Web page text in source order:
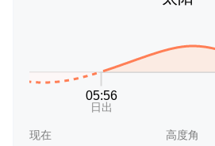
现在 高度角